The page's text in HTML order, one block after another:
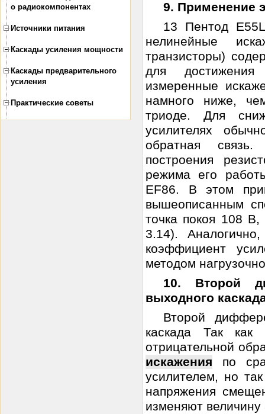
о радиокомпонентах
Источники питания
Каскады усиления мощности
Каскады предварительного
усиления
Практические советы
9. Применение
13 Пентод
нелинейные
транзисторы)
для достижения
измеренные
намного ниже,
триоде. Для
усилителях
обратная
построения
режима его
EF86. В этом
вышеописанным
точка покоя 108
3.14).
коэффициент
методом
10. Второй
выходного
Второй
каскада Так как
отрицательной
искажения по
усилителем, но
напряжения
изменяют